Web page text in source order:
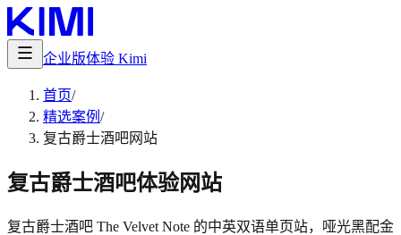
企业版体验 Kimi
首页/
精选案例 /
复古爵士酒吧网站
复古爵士酒吧体验网站
复古爵士酒吧 The Velvet Note 的中英双语单页站，哑光黑配金